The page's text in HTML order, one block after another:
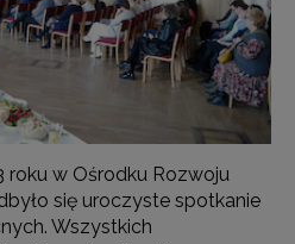
roku w Ośrodku Rozwoju
się uroczyste spotkanie
Wszystkich